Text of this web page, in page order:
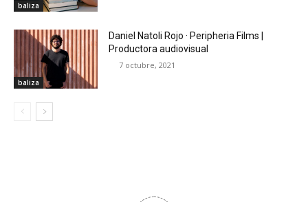
baliza
baliza
Daniel Natoli Rojo · Peripheria Films |
Productora audiovisual
7 octubre, 2021